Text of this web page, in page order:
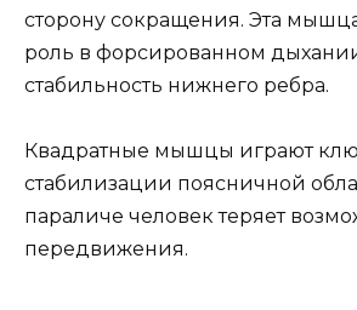
сторону сокращения. Эта
роль в форсированном
стабильность нижнего ребра.
Квадратные мышцы играют
стабилизации поясничной
параличе человек теряет
передвижения.